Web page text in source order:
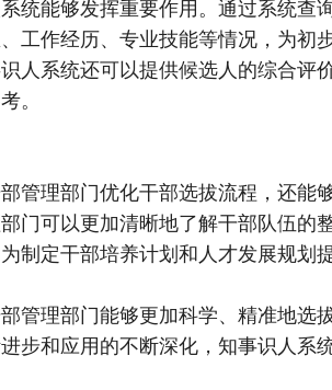
统能够发挥重要作用。通过系统查
工作经历、专业技能等情况，为初
人系统还可以提供候选人的综合评
。
管理部门优化干部选拔流程，还能
门可以更加清晰地了解干部队伍的
制定干部培养计划和人才发展规划
管理部门能够更加科学、精准地选
步和应用的不断深化，知事识人系